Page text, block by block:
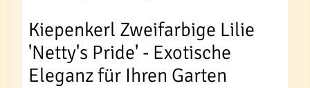
Kiepenkerl Zweifarbige Lilie
'Netty's Pride' - Exotische
Eleganz für Ihren Garten